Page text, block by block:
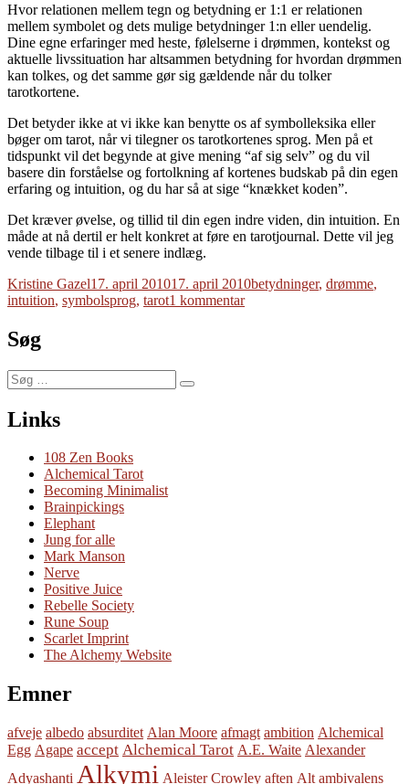
Hvor relationen mellem tegn og betydning er 1:1 er relationen
mellem symbolet og dets mulige betydninger 1:n eller uendelig.
Dine egne erfaringer med heste, følelserne i drømmen, kontekst og
aktuelle livssituation har altsammen betydning for hvordan drømmen
kan tolkes, og det samme gør sig gældende når du tolker
tarotkortene.
Det betyder ikke at vi ikke kan benytte os af symbolleksika eller
bøger om tarot, når vi tilegner os tarotkortenes sprog. Men på et
tidspunkt vil det begynde at give mening “af sig selv” og du vil
basere din forståelse og fortolkning af kortenes budskab på din egen
erfaring og intuition, og du har så at sige “knækket koden”.
Det kræver øvelse, og tillid til din egen indre viden, din intuition. En
måde at nå dertil er helt konkret at føre en tarotjournal. Dette vil jeg
vende tilbage til i et senere indlæg.
Forfatter
Kristine GazelUdgivet
17. april 201017. april 2010Tags
betydninger, drømme,
intuition, symbolsprog, tarot1 kommentartil
Søg
Søg
efter:
Søg
Links
108 Zen Books
Alchemical Tarot
Becoming Minimalist
Brainpickings
Elephant
Jung for alle
Mark Manson
Nerve
Positive Juice
Rebelle Society
Rune Soup
Scarlet Imprint
The Alchemy Website
Emner
afveje albedo absurditet Alan Moore afmagt ambition Alchemical
Egg Agape accept Alchemical Tarot A.E. Waite Alexander
Adyashanti Alkymi Aleister Crowley aften Alt ambivalens